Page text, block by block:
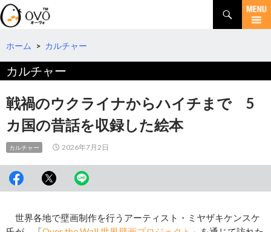
検
索
コ
テ
ツ
へ
移
動
ホーム > カルチャー
カルチャー
戦禍のウクライナからハイチまで 5
カ国の昔話を収録した絵本
カルチャー 2026年7月2日
世界各地で壁画制作を行うアーティスト・ミヤザキケンスケ